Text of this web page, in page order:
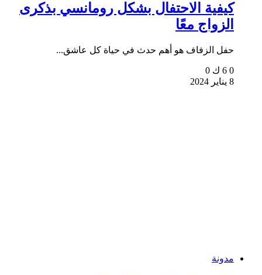
كيفية الاحتفال بشكل رومانسي بذكرى
الزواج معًا
حفل الزفاف هو أهم حدث في حياة كل عاشق...
0 6 ك
0
8 يناير 2024
مدونة